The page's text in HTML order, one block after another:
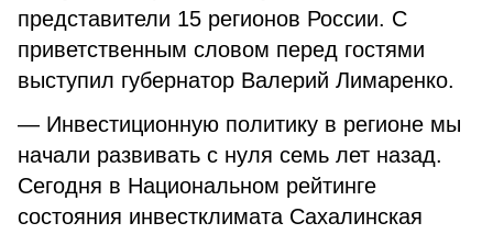
представители 15 регионов России. С
приветственным словом перед гостями
выступил губернатор Валерий Лимаренко.
— Инвестиционную политику в регионе мы
начали развивать с нуля семь лет назад.
Сегодня в Национальном рейтинге
состояния инвестклимата Сахалинская